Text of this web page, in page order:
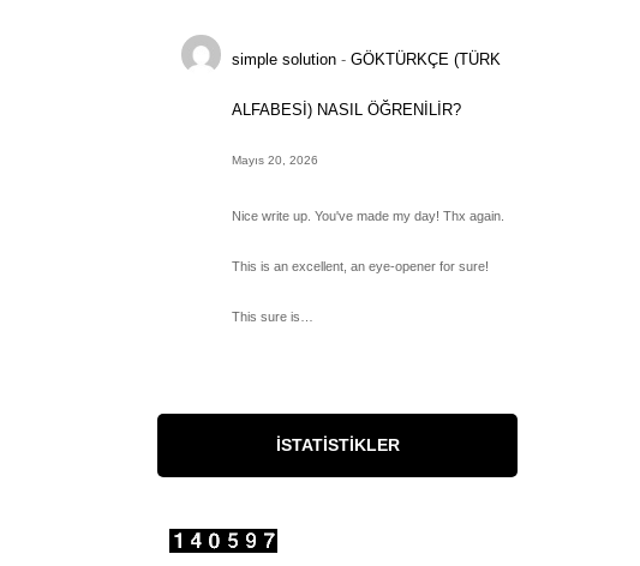
simple solution -GÖKTÜRKÇE (TÜRK
ALFABESİ) NASIL ÖĞRENİLİR?
Mayıs 20, 2026
Nice write up. You've made my day! Thx again.
This is an excellent, an eye-opener for sure!
This sure is…
İSTATISTIKLER